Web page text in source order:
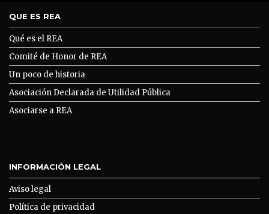
QUE ES REA
Qué es el REA
Comité de Honor de REA
Un poco de historia
Asociación Declarada de Utilidad Pública
Asociarse a REA
INFORMACIÓN LEGAL
Aviso legal
Política de privacidad